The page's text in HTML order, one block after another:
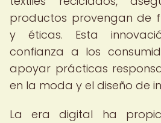
productos provengan de
y éticas. Esta
confianza a los
apoyar prácticas
en la moda y el diseño de
La era digital ha